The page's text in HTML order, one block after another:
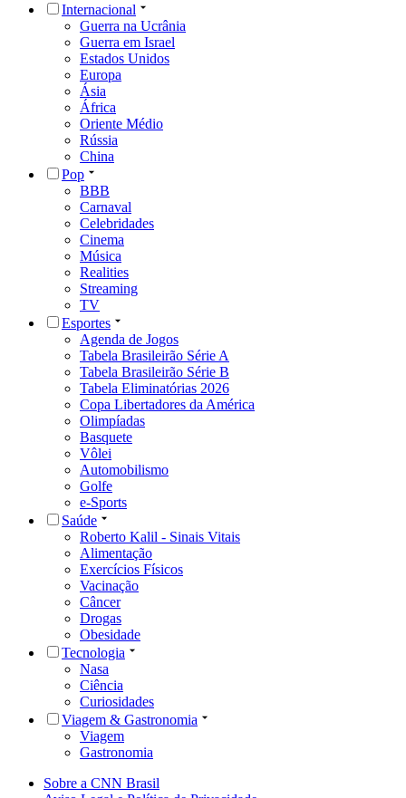
Internacional
Guerra na Ucrânia
Guerra em Israel
Estados Unidos
Europa
Ásia
África
Oriente Médio
Rússia
China
Pop
BBB
Carnaval
Celebridades
Cinema
Música
Realities
Streaming
TV
Esportes
Agenda de Jogos
Tabela Brasileirão Série A
Tabela Brasileirão Série B
Tabela Eliminatórias 2026
Copa Libertadores da América
Olimpíadas
Basquete
Vôlei
Automobilismo
Golfe
e-Sports
Saúde
Roberto Kalil - Sinais Vitais
Alimentação
Exercícios Físicos
Vacinação
Câncer
Drogas
Obesidade
Tecnologia
Nasa
Ciência
Curiosidades
Viagem & Gastronomia
Viagem
Gastronomia
Sobre a CNN Brasil